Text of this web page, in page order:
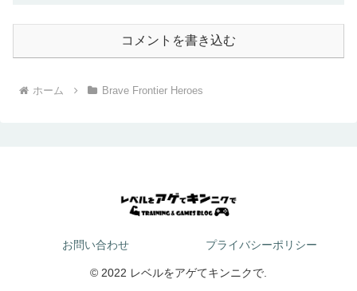
コメントを書き込む
ホーム Brave Frontier Heroes
お問い合わせ プライバシーポリシー
© 2022 レベルをアゲてキンニクで.